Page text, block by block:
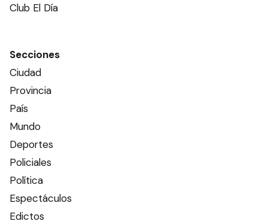
Club El Día
Secciones
Ciudad
Provincia
País
Mundo
Deportes
Policiales
Política
Espectáculos
Edictos